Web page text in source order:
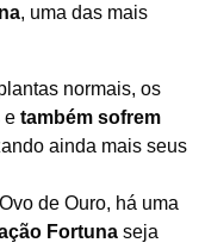
, uma das mais
normais, os
e também sofrem
ainda mais seus
de Ouro, há uma
Fortuna seja